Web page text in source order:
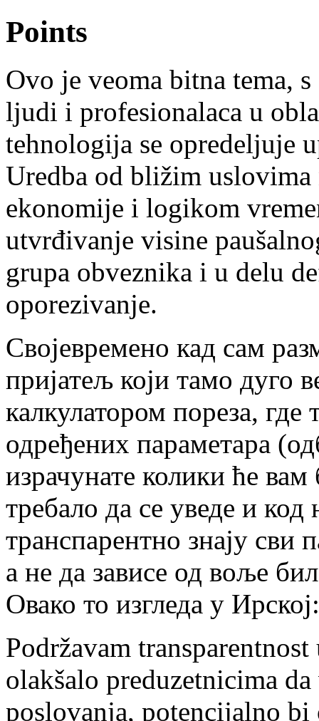
Points
Ovo je veoma bitna tema,
ljudi i profesionalaca u
tehnologija se opredeljuje
Uredba od bližim uslovima
ekonomije i logikom
utvrđivanje visine
grupa obveznika i u delu
oporezivanje.
Својевремено кад сам
пријатељ који тамо дуго
калкулатором пореза,
одређених параметара
израчунате колики ће
требало да се уведе и
транспарентно знају сви
а не да зависе од воље
Овако то изгледа у
Podržavam
olakšalo preduzetnicima
poslovanja, potencijalno